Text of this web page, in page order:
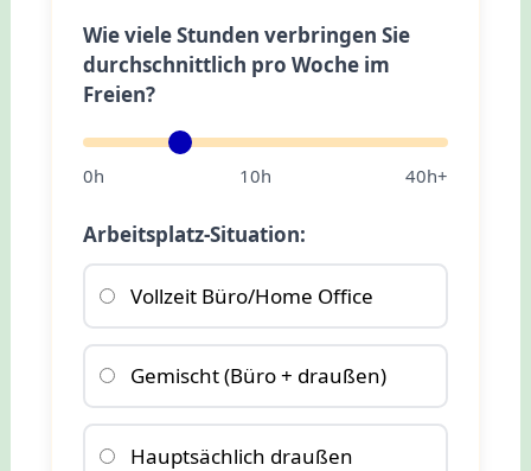
Wie viele Stunden verbringen Sie
durchschnittlich pro Woche im
Freien?
0h 10h 40h+
Arbeitsplatz-Situation:
Vollzeit Büro/Home Office
Gemischt (Büro + draußen)
Hauptsächlich draußen